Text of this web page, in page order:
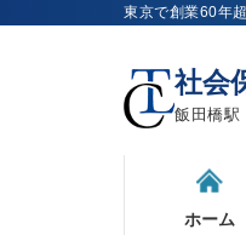
東京で創業60年
社会
飯田橋駅
ホーム